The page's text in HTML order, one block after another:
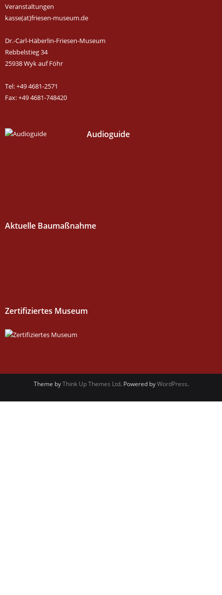
Veranstaltungen
kasse(at)friesen-museum.de
Dr.-Carl-Häberlin-Friesen-Museum
Rebbelstieg 34
25938 Wyk auf Föhr
Tel: +49 4681-2571
Fax: +49 4681-748420
Audioguide
Aktuelle Baumaßnahme
Zertifiziertes Museum
Theme byThink Up Themes Ltd. Powered byWordPress.